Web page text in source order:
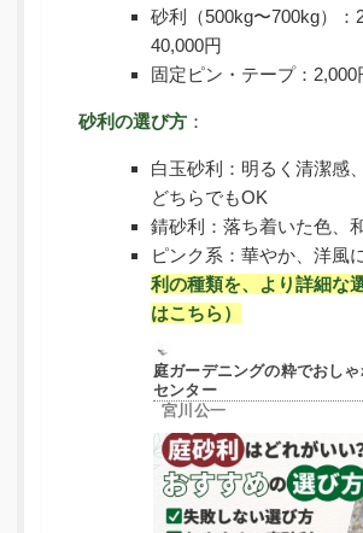
砂利（500kg〜700kg）：
40,000円
固定ピン・テープ：2,000
砂利の選び方 ：
白玉砂利：明るく清潔感
どちらでもOK
錆砂利：落ち着いた色、
ピンク系：華やか、洋風
利の種類を、より詳細な
はこちら）